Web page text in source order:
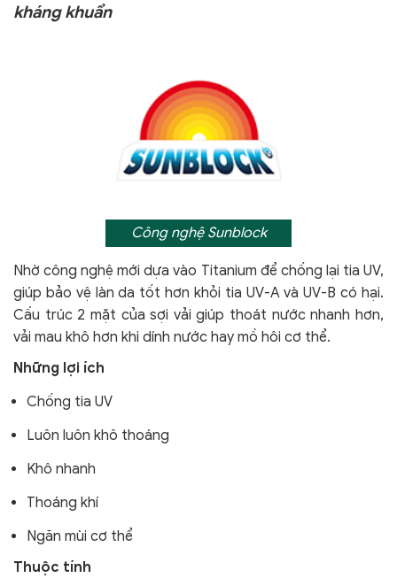
kháng khuẩn
Công nghệ Sunblock
Nhờ công nghệ mới dựa vào Titanium để chống lại tia UV,
giúp bảo vệ làn da tốt hơn khỏi tia UV-A và UV-B có hại.
Cấu trúc 2 mặt của sợi vải giúp thoát nước nhanh hơn,
vải mau khô hơn khi dính nước hay mồ hôi cơ thể.
Những lợi ích
Chống tia UV
Luôn luôn khô thoáng
Khô nhanh
Thoáng khí
Ngăn mùi cơ thể
Thuộc tính